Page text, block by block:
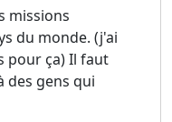
missions
du monde. (j'ai
pour ça) Il faut
des gens qui